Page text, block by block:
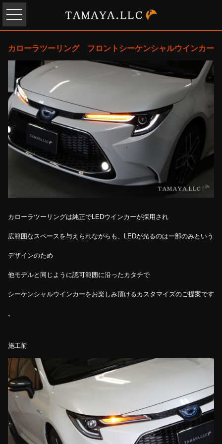
カローラツーリング フロントシーケンシャルウインカー
カローラツーリングは純正でLEDウインカーが採用され
広範囲なスペースを与えられながらも、LEDが光るのは一部のみという
デザインのため
他モデルと同じように認可範囲に沿ったカタチで
シーケンシャルウインカーをお楽しみ頂けるカスタマイズのご提案です
。
施工前